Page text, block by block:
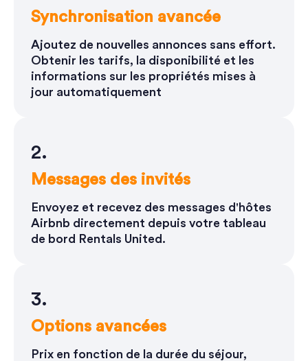
Synchronisation avancée
Ajoutez de nouvelles annonces sans effort.
Obtenir les tarifs, la disponibilité et les
informations sur les propriétés mises à
jour automatiquement
2.
Messages des invités
Envoyez et recevez des messages d'hôtes
Airbnb directement depuis votre tableau
de bord Rentals United.
3.
Options avancées
Prix en fonction de la durée du séjour,